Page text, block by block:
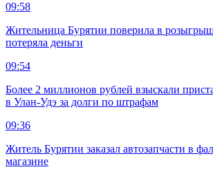
09:58
Жительница Бурятии поверила в
потеряла деньги
09:54
Более 2 миллионов рублей взыскали
в Улан-Удэ за долги по штрафам
09:36
Житель Бурятии заказал автозапчасти в
магазине